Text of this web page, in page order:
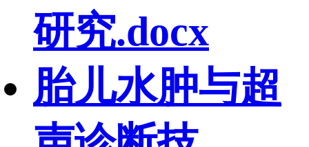
研究.docx
胎儿水肿与超